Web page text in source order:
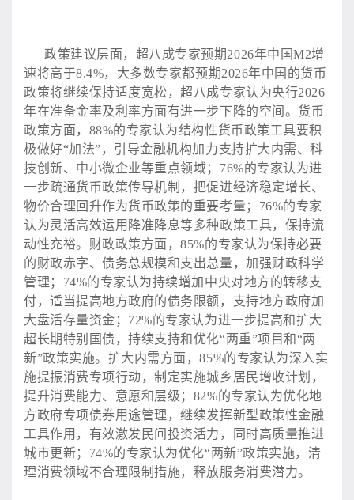
政策建议层面，超八成专家预期2026年中国M2增
速将高于8.4%，大多数专家都预期2026年中国的货币
政策将继续保持适度宽松，超八成专家认为央行2026
年在准备金率及利率方面有进一步下降的空间。货币
政策方面，88%的专家认为结构性货币政策工具要积
极做好“加法”，引导金融机构加力支持扩大内需、科
技创新、中小微企业等重点领域；76%的专家认为进
一步疏通货币政策传导机制，把促进经济稳定增长、
物价合理回升作为货币政策的重要考量；76%的专家
认为灵活高效运用降准降息等多种政策工具，保持流
动性充裕。财政政策方面，85%的专家认为保持必要
的财政赤字、债务总规模和支出总量，加强财政科学
管理；74%的专家认为持续增加中央对地方的转移支
付，适当提高地方政府的债务限额，支持地方政府加
大盘活存量资金；72%的专家认为进一步提高和扩大
超长期特别国债，持续支持和优化“两重”项目和“两
新”政策实施。扩大内需方面，85%的专家认为深入实
施提振消费专项行动，制定实施城乡居民增收计划，
提升消费能力、意愿和层级；82%的专家认为优化地
方政府专项债券用途管理，继续发挥新型政策性金融
工具作用，有效激发民间投资活力，同时高质量推进
城市更新；74%的专家认为优化“两新”政策实施，清
理消费领域不合理限制措施，释放服务消费潜力。